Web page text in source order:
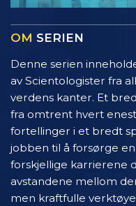
OM SERIEN
Denne serien
av Scientologister fra
verdens kanter. Et
fra omtrent hvert
fortellinger i et bredt
jobben til å forsørge
forskjellige karrierene
avstandene mellom
men kraftfulle